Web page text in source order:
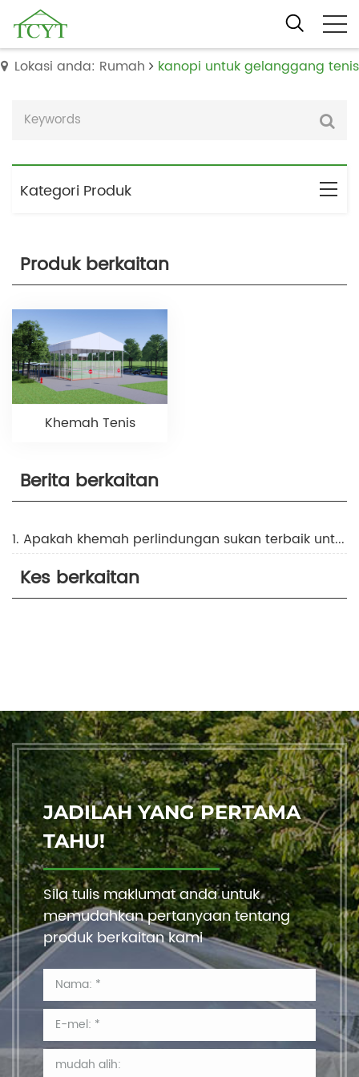
Lokasi anda: Rumah kanopi untuk gelanggang tenis
Kategori Produk
Produk berkaitan
Khemah Tenis
Berita berkaitan
1. Apakah khemah perlindungan sukan terbaik untuk acara luar?
Kes berkaitan
JADILAH YANG PERTAMA
TAHU!
Sila tulis maklumat anda untuk
memudahkan pertanyaan tentang
produk berkaitan kami